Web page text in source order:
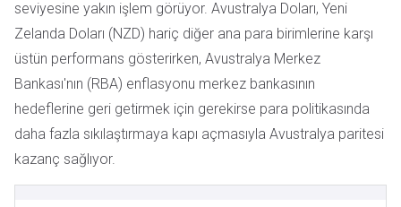
seviyesine yakın işlem görüyor. Avustralya Doları, Yeni
Zelanda Doları (NZD) hariç diğer ana para birimlerine karşı
üstün performans gösterirken, Avustralya Merkez
Bankası'nın (RBA) enflasyonu merkez bankasının
hedeflerine geri getirmek için gerekirse para politikasında
daha fazla sıkılaştırmaya kapı açmasıyla Avustralya paritesi
kazanç sağlıyor.